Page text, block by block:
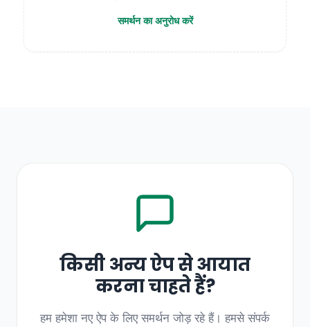
समर्थन का अनुरोध करें
किसी अन्य ऐप से आयात
करना चाहते हैं?
हम हमेशा नए ऐप के लिए समर्थन जोड़ रहे हैं। हमसे संपर्क